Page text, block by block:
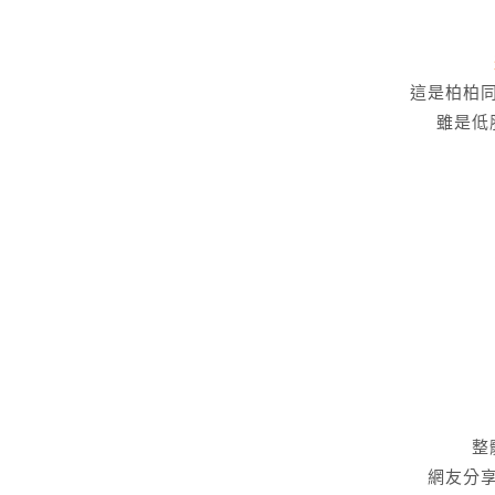
這是柏柏
雖是低
整
網友分